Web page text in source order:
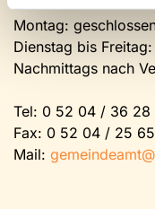
Montag:
Dienstag bis
Nachmittags nach
Tel: 0 52 04 / 36 28
Fax: 0 52 04 / 25 65
Mail: